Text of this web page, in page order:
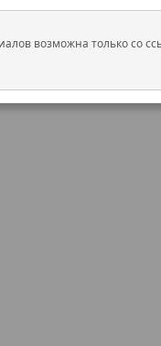
возможна только со